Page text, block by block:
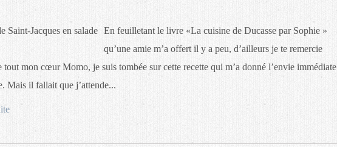
En feuilletant le livre «La cuisine de Ducasse par Sophie »
qu’une amie m’a offert il y a peu, d’ailleurs je te remercie
tout mon cœur Momo, je suis tombée sur cette recette qui m’a donné l’envie immédiate
Mais il fallait que j’attende...